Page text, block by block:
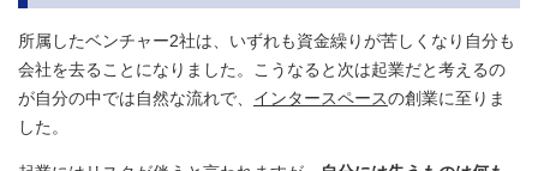
所属したベンチャー2社は、いずれも資金繰りが苦しくなり自分も
会社を去ることになりました。こうなると次は起業だと考えるの
が自分の中では自然な流れで、 インタースペースの創業に至りま
した。